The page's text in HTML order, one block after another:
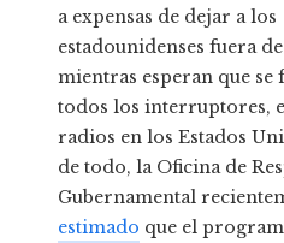
a expensas de dejar a los
estadounidenses fuera
mientras esperan que se
todos los interruptores,
radios en los Estados
de todo, la Oficina de
Gubernamental
estimado que el